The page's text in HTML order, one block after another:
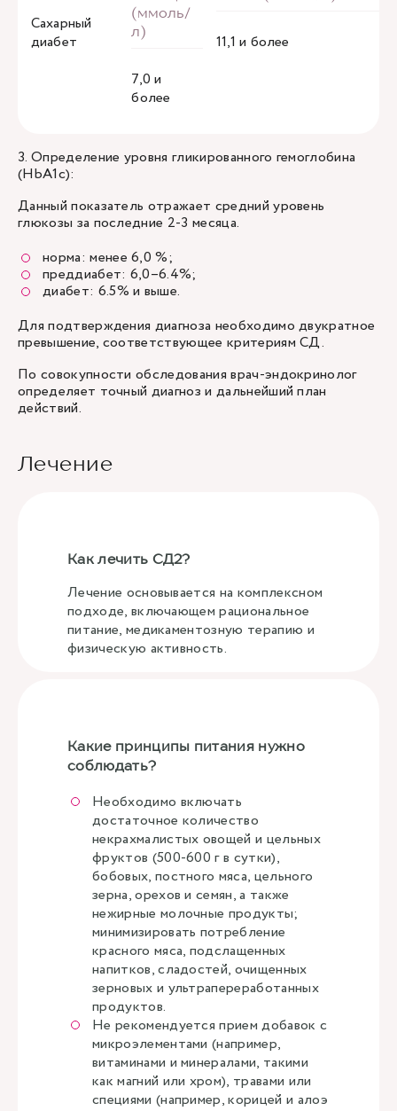
Сахарный
диабет
7,0 и
более
11,1 и более
3. Определение уровня гликированного гемоглобина
(HbA1c):
Данный показатель отражает средний уровень
глюкозы за последние 2-3 месяца.
норма: менее 6,0 %;
преддиабет: 6,0–6.4%;
диабет: 6.5% и выше.
Для подтверждения диагноза необходимо двукратное
превышение, соответствующее критериям СД.
По совокупности обследования врач-эндокринолог
определяет точный диагноз и дальнейший план
действий.
Лечение
Как лечить СД2?
Лечение основывается на комплексном
подходе, включающем рациональное
питание, медикаментозную терапию и
физическую активность.
Какие принципы питания нужно
соблюдать?
Необходимо включать
достаточное количество
некрахмалистых овощей и цельных
фруктов (500-600 г в сутки),
бобовых, постного мяса, цельного
зерна, орехов и семян, а также
нежирные молочные продукты;
минимизировать потребление
красного мяса, подслащенных
напитков, сладостей, очищенных
зерновых и ультрапереработанных
продуктов.
Не рекомендуется прием добавок с
микроэлементами (например,
витаминами и минералами, такими
как магний или хром), травами или
специями (например, корицей и алоэ